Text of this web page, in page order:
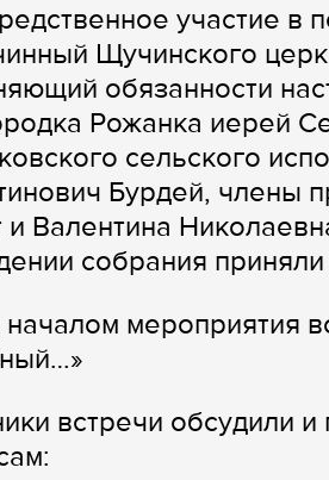
участие в
Щучинского
обязанности
Рожанка иерей
сельского
Бурдей, члены
и Валентина
собрания
мероприятия
встречи обсудили